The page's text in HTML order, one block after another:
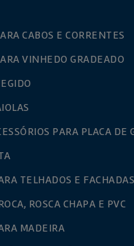
CABOS E CORRENTES
VINHEDO GRADEADO
PARA PLACA DE
TELHADOS E FACHADAS
ROSCA CHAPA E PVC
MADEIRA